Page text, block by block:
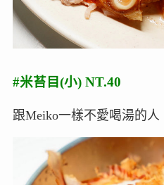
#米苔目(小) NT.40
跟Meiko一樣不愛喝湯的人